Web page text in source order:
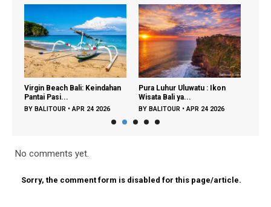
Virgin Beach Bali: Keindahan
Pantai Pasi...
BY BALITOUR •APR 24 2026
Pura Luhur Uluwatu : Ikon
Wisata Bali ya...
BY BALITOUR •APR 24 2026
No comments yet.
Sorry, the comment form is disabled for this page/article.